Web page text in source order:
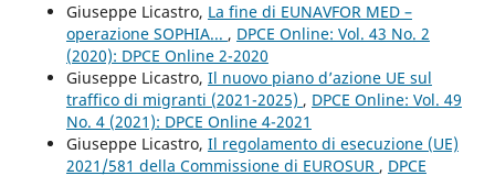
Giuseppe Licastro, La fine di EUNAVFOR MED –
operazione SOPHIA... , DPCE Online: Vol. 43 No. 2
(2020): DPCE Online 2-2020
Giuseppe Licastro, Il nuovo piano d’azione UE sul
traffico di migranti (2021-2025) , DPCE Online: Vol. 49
No. 4 (2021): DPCE Online 4-2021
Giuseppe Licastro, Il regolamento di esecuzione (UE)
2021/581 della Commissione di EUROSUR , DPCE